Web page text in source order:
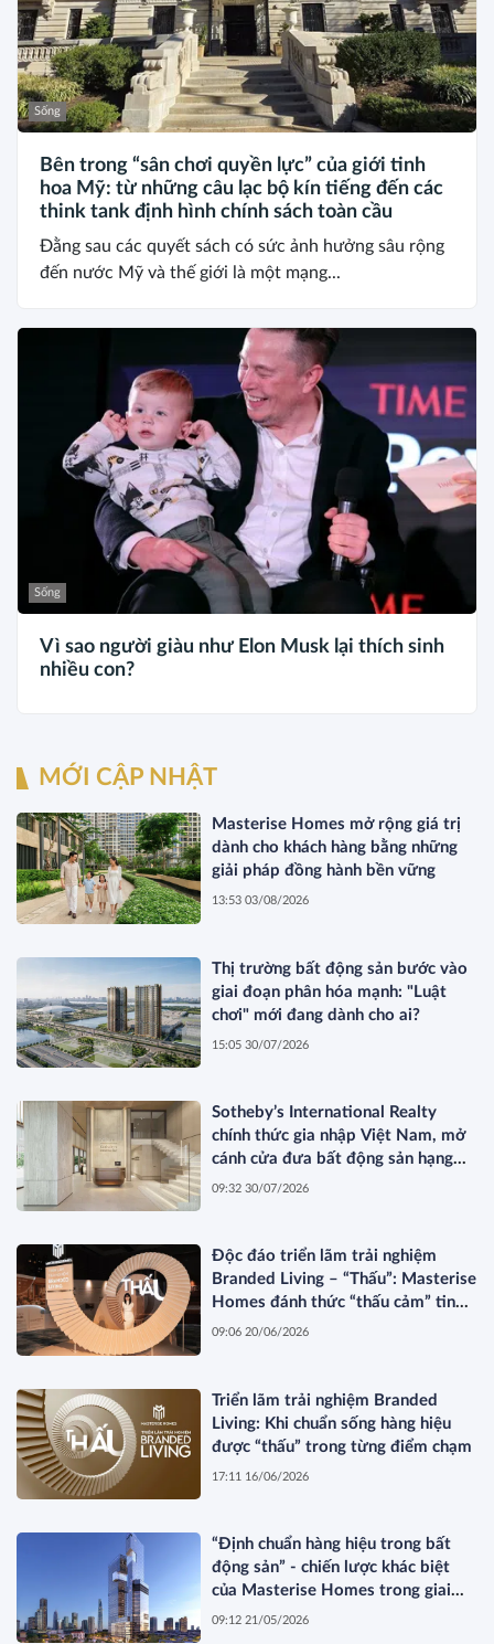
Sống
Bên trong “sân chơi quyền lực” của giới tinh
hoa Mỹ: từ những câu lạc bộ kín tiếng đến các
think tank định hình chính sách toàn cầu
Đằng sau các quyết sách có sức ảnh hưởng sâu rộng
đến nước Mỹ và thế giới là một mạng...
Sống
Vì sao người giàu như Elon Musk lại thích sinh
nhiều con?
MỚI CẬP NHẬT
Masterise Homes mở rộng giá trị
dành cho khách hàng bằng những
giải pháp đồng hành bền vững
13:53 03/08/2026
Thị trường bất động sản bước vào
giai đoạn phân hóa mạnh: "Luật
chơi" mới đang dành cho ai?
15:05 30/07/2026
Sotheby’s International Realty
chính thức gia nhập Việt Nam, mở
cánh cửa đưa bất động sản hạng
sang kết nối toàn cầu
09:32 30/07/2026
Độc đáo triển lãm trải nghiệm
Branded Living – “Thấu”: Masterise
Homes đánh thức “thấu cảm” tinh
hoa về không gian sống hàng hiệu
09:06 20/06/2026
Triển lãm trải nghiệm Branded
Living: Khi chuẩn sống hàng hiệu
được “thấu” trong từng điểm chạm
17:11 16/06/2026
“Định chuẩn hàng hiệu trong bất
động sản” - chiến lược khác biệt
của Masterise Homes trong giai
đoạn thị trường tái cấu trúc
09:12 21/05/2026